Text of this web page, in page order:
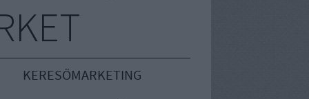
KERESŐMARKETING